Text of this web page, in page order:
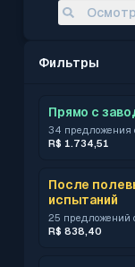
Фильтры
Прямо с
34 предложения
R$ 1.734,51
После
испытаний
25 предложений
R$ 838,40